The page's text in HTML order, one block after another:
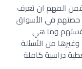
فمن المهم ان تعرف
في الأسواق
وما هي
من الأسئلة
دراسية كاملة